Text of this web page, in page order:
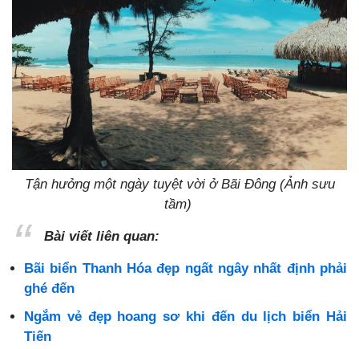
Tận hưởng một ngày tuyệt vời ở Bãi Đông (Ảnh sưu
tầm)
Bài viết liên quan:
Bãi biển Thanh Hóa đẹp ngất ngây nhất định phải
ghé đến
Ngắm vẻ đẹp hoang sơ khi đến du lịch biển Hải
Tiến